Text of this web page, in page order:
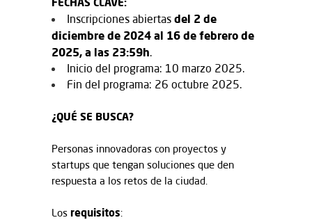
Inscripciones abiertas del 2 de
diciembre de 2024 al 16 de febrero de
2025, a las 23:59h.
Inicio del programa: 10 marzo 2025.
Fin del programa: 26 octubre 2025.
¿QUÉ SE BUSCA?
Personas innovadoras con proyectos y
startups que tengan soluciones que den
respuesta a los retos de la ciudad.
Los requisitos: